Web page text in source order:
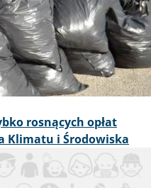
rosnących opłat
Klimatu i Środowiska